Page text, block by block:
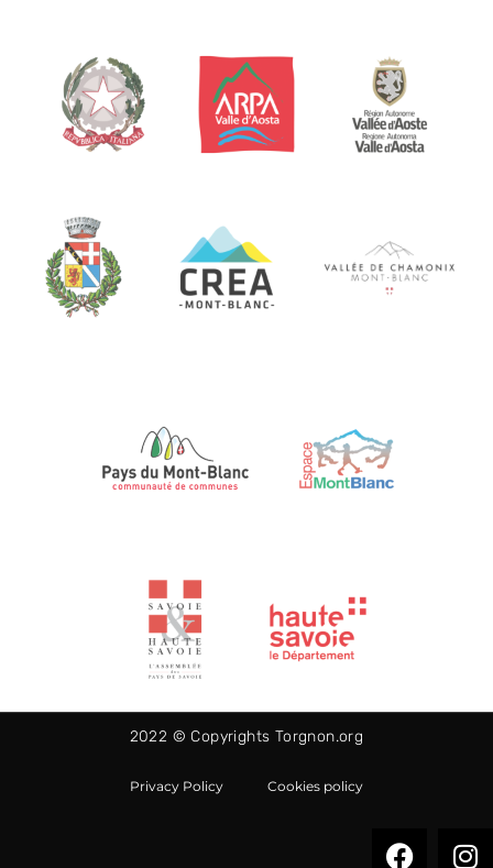
2022 © Copyrights Torgnon.org
Privacy Policy Cookies policy